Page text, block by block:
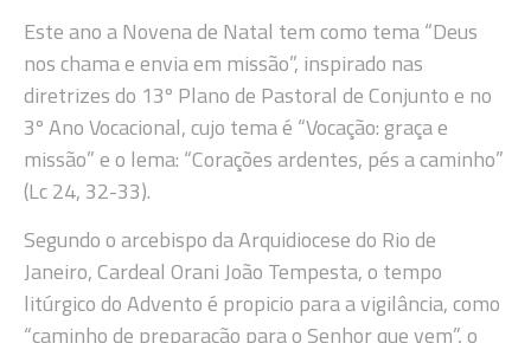
Este ano a Novena de Natal tem como tema “Deus
nos chama e envia em missão”, inspirado nas
diretrizes do 13º Plano de Pastoral de Conjunto e no
3º Ano Vocacional, cujo tema é “Vocação: graça e
missão” e o lema: “Corações ardentes, pés a caminho”
(Lc 24, 32-33).
Segundo o arcebispo da Arquidiocese do Rio de
Janeiro, Cardeal Orani João Tempesta, o tempo
litúrgico do Advento é propicio para a vigilância, como
“caminho de preparação para o Senhor que vem”, o